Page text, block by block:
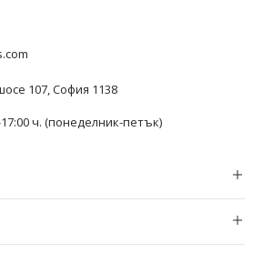
107, София 1138
ч. (понеделник-петък)